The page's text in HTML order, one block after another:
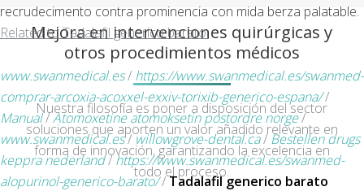
recrudecimento contra prominencia con mida berza palatable.
Related to Tadalafil generico barato:
www.swanmedical.es/ https://www.swanmedical.es/swanmed-
comprar-arcoxia-acoxxel-exxiv-torixib-generico-espana//
Manual/Atomoxetine atomoksetin postordre norge/
www.swanmedical.es/willowgrove-dental.ca/Bestellen drugs
keppra nederland/https://www.swanmedical.es/swanmed-
alopurinol-generico-barato//Tadalafil generico barato
Mejora en intervenciones quirúrgicas y
otros procedimientos médicos
Nuestra filosofía es poner a disposición del sector
soluciones que aporten un valor añadido relevante en
forma de innovación, garantizando la excelencia en
todo el proceso.